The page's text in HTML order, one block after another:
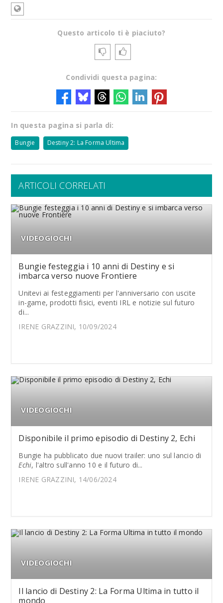
Questo articolo ti è piaciuto?
Condividi questa pagina:
In questa pagina si parla di:
Bungie Destiny 2: La Forma Ultima
ARTICOLI CORRELATI
VIDEOGIOCHI
Bungie festeggia i 10 anni di Destiny e si
imbarca verso nuove Frontiere
Unitevi ai festeggiamenti per l'anniversario con uscite
in-game, prodotti fisici, eventi IRL e notizie sul futuro
di...
IRENE GRAZZINI, 10/09/2024
VIDEOGIOCHI
Disponibile il primo episodio di Destiny 2, Echi
Bungie ha pubblicato due nuovi trailer: uno sul lancio di
Echi, l'altro sull'anno 10 e il futuro di...
IRENE GRAZZINI, 14/06/2024
VIDEOGIOCHI
Il lancio di Destiny 2: La Forma Ultima in tutto il
mondo